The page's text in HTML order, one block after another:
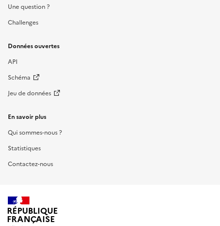
Une question ?
Challenges
Données ouvertes
API
Schéma
Jeu de données
En savoir plus
Qui sommes-nous ?
Statistiques
Contactez-nous
RÉPUBLIQUE
FRANÇAISE